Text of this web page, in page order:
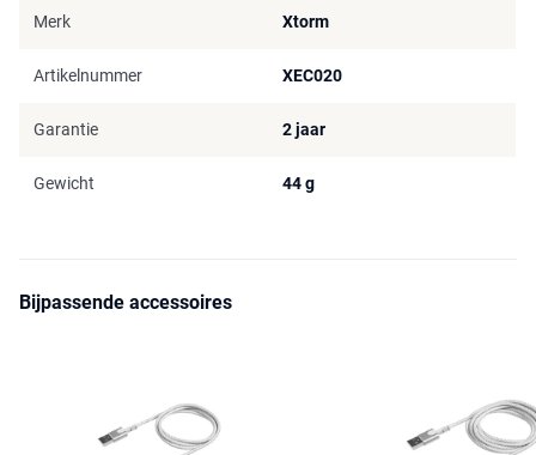
Merk Xtorm
Artikelnummer XEC020
Garantie 2 jaar
Gewicht 44 g
Bijpassende accessoires